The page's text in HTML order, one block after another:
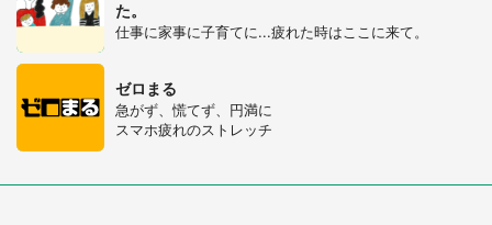
た。
仕事に家事に子育てに...疲れた時はここに来て。
ゼロまる
急がず、慌てず、円満に
スマホ疲れのストレッチ